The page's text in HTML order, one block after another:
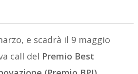
e scadrà il 9 maggio
call del Premio Best